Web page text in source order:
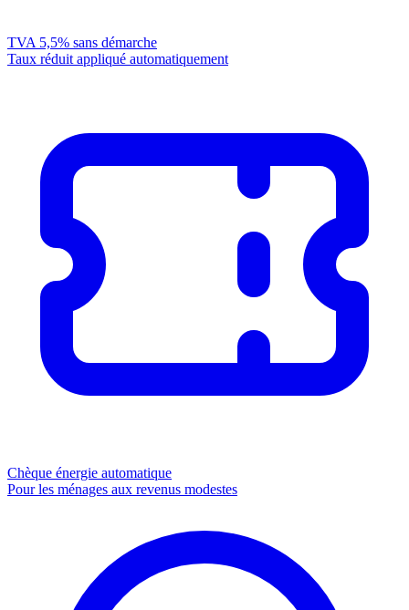
TVA 5,5% sans démarche
Taux réduit appliqué automatiquement
Chèque énergie automatique
Pour les ménages aux revenus modestes